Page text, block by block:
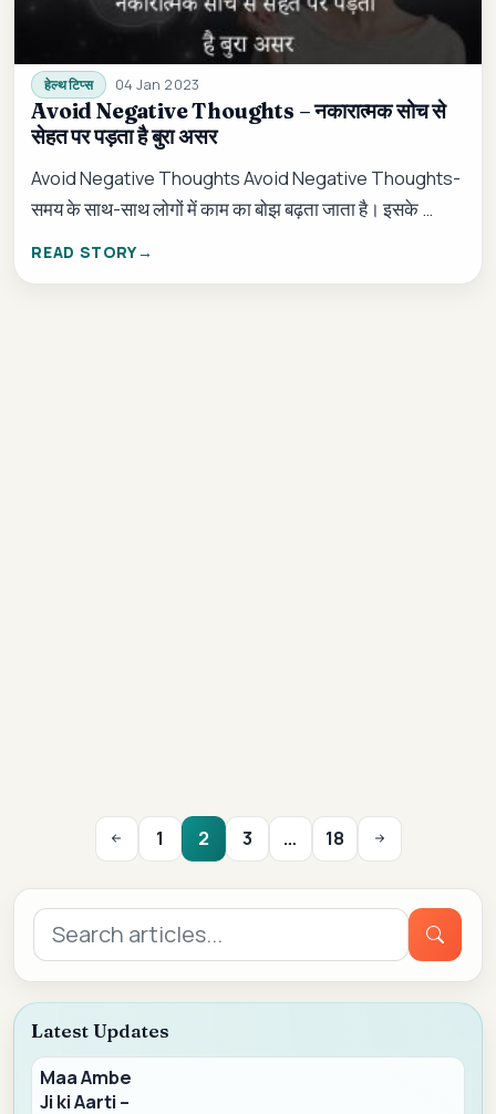
हेल्थ टिप्स 04 Jan 2023
Avoid Negative Thoughts – नकारात्मक सोच से
सेहत पर पड़ता है बुरा असर
Avoid Negative Thoughts Avoid Negative Thoughts-
समय के साथ-साथ लोगों में काम का बोझ बढ़ता जाता है। इसके …
READ STORY
1 2 3 … 18
Search
for:
Latest Updates
Maa Ambe
Ji ki Aarti –